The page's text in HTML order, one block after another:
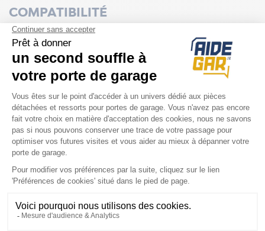
COMPATIBILITÉ
Moteur Novoferm
Novomatic 200 LED
Novomatic 443
Novoporte Speed
Novoporte 4
Novoporte 3 ES Design 4
Novoporte 3 ES Design 3
Novoporte 3
Novoporte 1 S